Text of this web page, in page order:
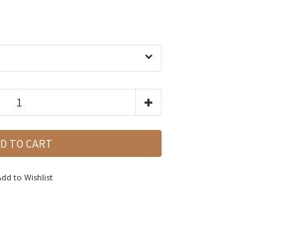
TO CART
to Wishlist